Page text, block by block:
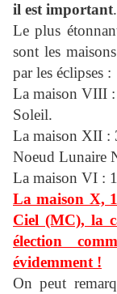
il est important.
Le plus
sont les
par les éclipses :
La maison VIII
Soleil.
La maison XII :
Noeud Lunaire
La maison VI :
La maison X,
Ciel (MC), la
élection
évidemment !
On peut